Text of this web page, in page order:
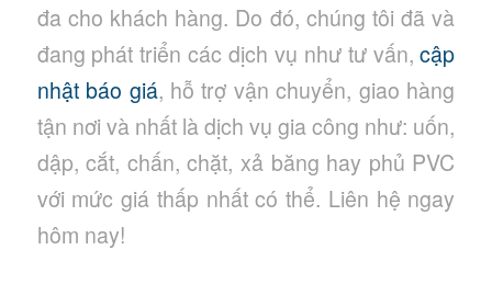
đa cho khách hàng. Do đó, chúng tôi đã và
đang phát triển các dịch vụ như tư vấn,cập
nhật báo giá, hỗ trợ vận chuyển, giao hàng
tận nơi và nhất là dịch vụ gia công như: uốn,
dập, cắt, chấn, chặt, xả băng hay phủ PVC
với mức giá thấp nhất có thể. Liên hệ ngay
hôm nay!